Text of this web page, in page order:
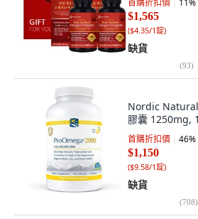
首購折扣價 11%
$1,565
($4.35/1錠)
缺貨
(93)
Nordic
膠囊 1250mg,
首購折扣價 46%
$1,150
($9.58/1錠)
缺貨
(708)